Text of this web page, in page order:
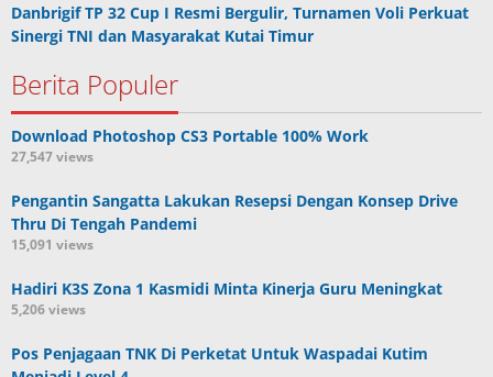
Danbrigif TP 32 Cup I Resmi Bergulir, Turnamen Voli Perkuat
Sinergi TNI dan Masyarakat Kutai Timur
Berita Populer
Download Photoshop CS3 Portable 100% Work
27,547 views
Pengantin Sangatta Lakukan Resepsi Dengan Konsep Drive
Thru Di Tengah Pandemi
15,091 views
Hadiri K3S Zona 1 Kasmidi Minta Kinerja Guru Meningkat
5,206 views
Pos Penjagaan TNK Di Perketat Untuk Waspadai Kutim